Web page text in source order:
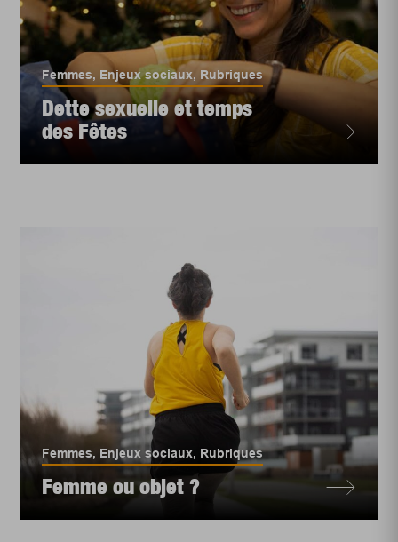
Femmes, Enjeux sociaux, Rubriques
Dette sexuelle et temps
des Fêtes
Femmes, Enjeux sociaux, Rubriques
Femme ou objet ?